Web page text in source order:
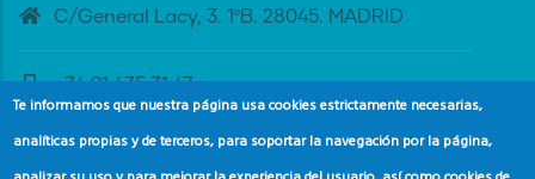
C/General Lacy, 3. 1ºB. 28045. MADRID
+34 91 435 31 47
banderaazul@adeac.es
Te informamos que nuestra página usa cookies estrictamente necesarias,
analíticas propias y de terceros, para soportar la navegación por la página,